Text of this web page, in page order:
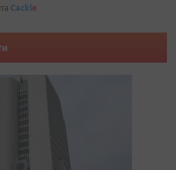
Cackle